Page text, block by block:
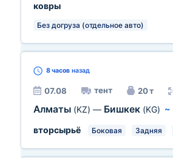
ковры
Без догруза (отдельное авто)
8 часов назад
07.08 тент 20 т
Алматы (KZ) — Бишкек (KG) ~
вторсырьё
Боковая Задняя